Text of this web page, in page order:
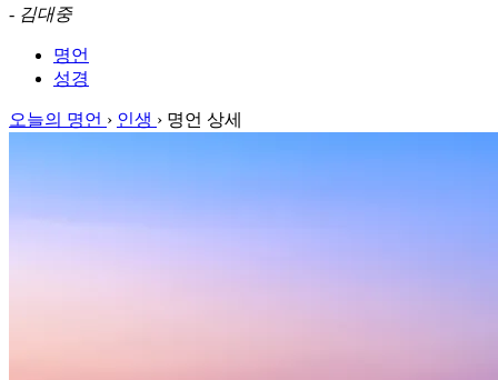
- 김대중
명언
성경
오늘의 명언 › 인생 › 명언 상세